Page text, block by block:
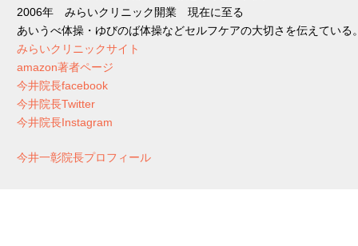
2006年 みらいクリニック開業 現在に至る
あいうべ体操・ゆびのば体操などセルフケアの大切さを伝えてい
みらいクリニックサイト
amazon著者ページ
今井院長facebook
今井院長Twitter
今井院長Instagram
今井一彰院長プロフィール